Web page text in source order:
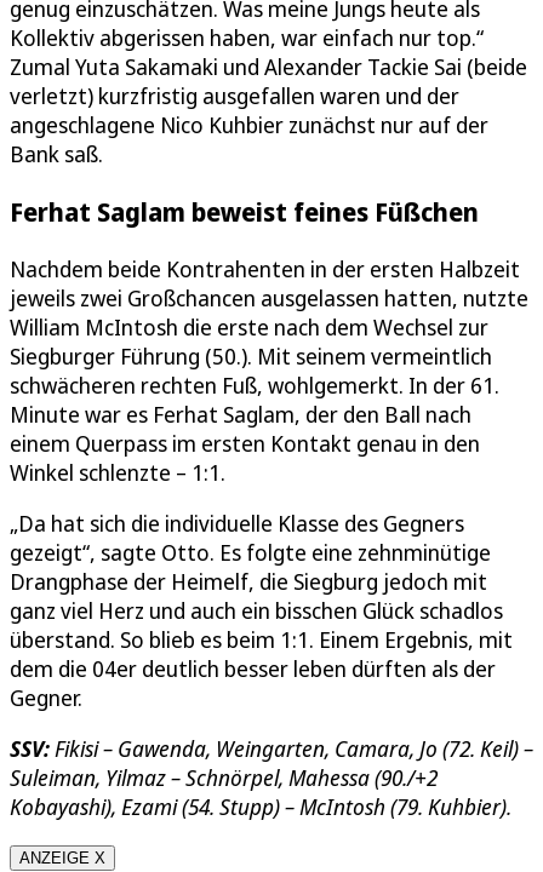
genug einzuschätzen. Was meine Jungs heute als
Kollektiv abgerissen haben, war einfach nur top.“
Zumal Yuta Sakamaki und Alexander Tackie Sai (beide
verletzt) kurzfristig ausgefallen waren und der
angeschlagene Nico Kuhbier zunächst nur auf der
Bank saß.
Ferhat Saglam beweist feines Füßchen
Nachdem beide Kontrahenten in der ersten Halbzeit
jeweils zwei Großchancen ausgelassen hatten, nutzte
William McIntosh die erste nach dem Wechsel zur
Siegburger Führung (50.). Mit seinem vermeintlich
schwächeren rechten Fuß, wohlgemerkt. In der 61.
Minute war es Ferhat Saglam, der den Ball nach
einem Querpass im ersten Kontakt genau in den
Winkel schlenzte – 1:1.
„Da hat sich die individuelle Klasse des Gegners
gezeigt“, sagte Otto. Es folgte eine zehnminütige
Drangphase der Heimelf, die Siegburg jedoch mit
ganz viel Herz und auch ein bisschen Glück schadlos
überstand. So blieb es beim 1:1. Einem Ergebnis, mit
dem die 04er deutlich besser leben dürften als der
Gegner.
SSV: Fikisi – Gawenda, Weingarten, Camara, Jo (72. Keil) –
Suleiman, Yilmaz – Schnörpel, Mahessa (90./+2
Kobayashi), Ezami (54. Stupp) – McIntosh (79. Kuhbier).
ANZEIGE X